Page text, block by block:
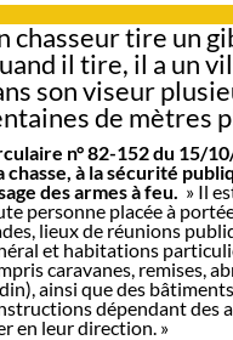
chasseur tire un
il tire, il a un
son viseur
de mètres
n° 82-152 du 15/
chasse, à la sécurité
des armes à feu. » Il
personne placée à
lieux de réunions
et habitations
caravanes, remises,
ainsi que des
dépendant des
en leur direction. »